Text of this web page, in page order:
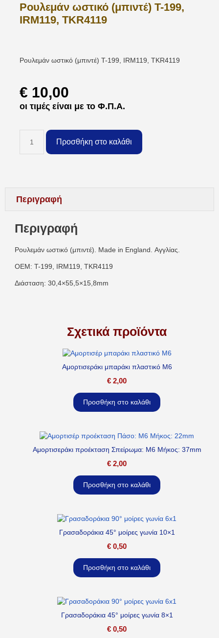
Ρουλεμάν ωστικό (μπιντέ) T-199,
IRM119, TKR4119
Ρουλεμάν ωστικό (μπιντέ) T-199, IRM119, TKR4119
€ 10,00
οι τιμές είναι με το Φ.Π.Α.
Προσθήκη στο καλάθι
Περιγραφή
Περιγραφή
Ρουλεμάν ωστικό (μπιντέ). Made in England. Αγγλίας.
OEM: T-199, IRM119, TKR4119
Διάσταση: 30,4×55,5×15,8mm
Σχετικά προϊόντα
Αμορτισεράκι μπαράκι πλαστικό M6
€ 2,00
Προσθήκη στο καλάθι
Αμορτισεράκι προέκταση Σπείρωμα: M6 Μήκος: 37mm
€ 2,00
Προσθήκη στο καλάθι
Γρασαδοράκια 45° μοίρες γωνία 10×1
€ 0,50
Προσθήκη στο καλάθι
Γρασαδοράκια 45° μοίρες γωνία 8×1
€ 0,50